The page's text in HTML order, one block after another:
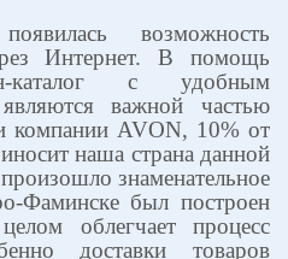
возможность
Интернет. В помощь
каталог с удобным
важной частью
компании AVON, 10% от
наша страна данной
знаменательное
Фаминске был построен
облегчает процесс
доставки товаров